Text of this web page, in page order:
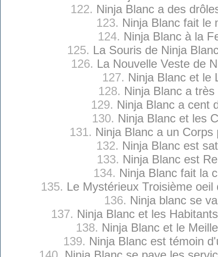
122. Ninja Blanc a des
123. Ninja Blanc fait le
124. Ninja Blanc à la
125. La Souris de Ninja
126. La Nouvelle Veste de
127. Ninja Blanc et le
128. Ninja Blanc a très
129. Ninja Blanc a cent
130. Ninja Blanc et les
131. Ninja Blanc a un Corps
132. Ninja Blanc est
133. Ninja Blanc est
134. Ninja Blanc fait la
135. Le Mystérieux Troisième oeil
136. Ninja blanc se
137. Ninja Blanc et les
138. Ninja Blanc et le
139. Ninja Blanc est témoin